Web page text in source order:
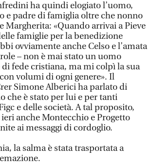
ha quindi elogiato l’uomo,
e padre di famiglia oltre che nonno
Margherita: «Quando arrivai a Pieve
famiglie per la benedizione
ovviamente anche Celso e l’amata
– non è mai stato un uomo
fede cristiana, ma mi colpì la sua
volumi di ogni genere». Il
Simone Alberici ha parlato di
che è stato per lui e per tanti
e delle società. A tal proposito,
anche Montecchio e Progetto
ai messaggi di cordoglio.
la salma è stata trasportata a